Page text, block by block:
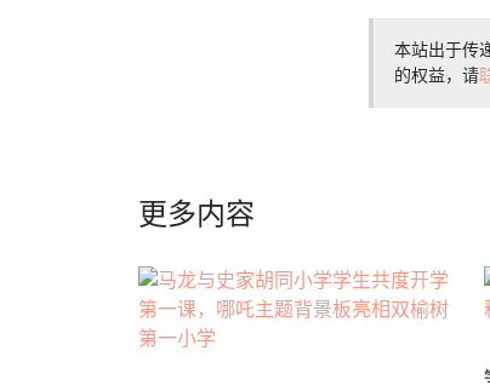
本站出于传
的权益，请
更多内容